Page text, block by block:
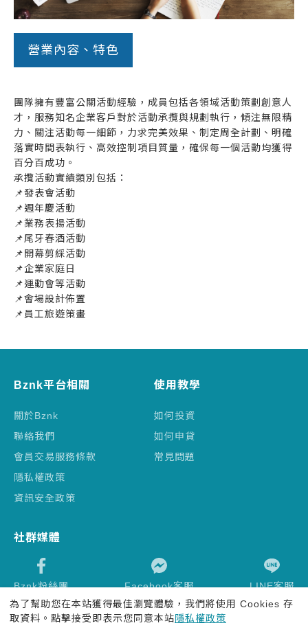
營業內容、特色
團隊擁有豐富公關活動經驗，成員包括各領域活動策劃創意人
才，服務知名企業客戶對於活動承攬與規劃執行，傾注無限精
力、關注活動每一細節，力求完美效果、制定周全計劃、明確
落實時間表執行、高效控制項目質量，確保每一個活動均獲得
百分百成功。
承攬活動實績類別包括：
📌發表會活動
📌週年慶活動
📌業務表揚活動
📌尾牙春酒活動
📌開幕剪綵活動
📌企業家庭日
📌運動會等活動
📌會場設計佈置
📌員工旅遊策畫
Bznk平台相關
關於Bznk
聯絡我們
會員交易服務條款
隱私權政策
資訊安全政策
使用教學
如何投資
如何申貸
常見問題
社群媒體
Bznk粉絲團 Facebook客服 LINE客服
為了幫助您在本站獲得最佳瀏覽體驗，我們將使用 Cookies 存
取資料。點擊接受即表示您同意本站隱私權政策